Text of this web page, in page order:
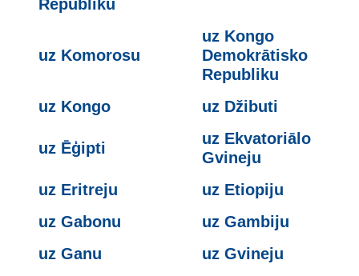
Republiku
uz Komorosu
uz Kongo
Demokrātisko
Republiku
uz Kongo
uz Džibuti
uz Ēģipti
uz Ekvatoriālo
Gvineju
uz Eritreju
uz Etiopiju
uz Gabonu
uz Gambiju
uz Ganu
uz Gvineju